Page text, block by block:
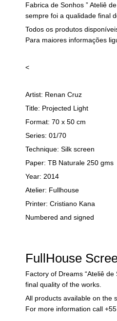
Fabrica de Sonhos ” Ateliê
sempre foi a qualidade final
Todos os produtos
Para maiores informações
<
Artist: Renan Cruz
Title: Projected Light
Format: 70 x 50 cm
Series: 01/70
Technique: Silk screen
Paper: TB Naturale 250 gms
Year: 2014
Atelier: Fullhouse
Printer: Cristiano Kana
Numbered and signed
FullHouse
Factory of Dreams “Ateliê
final quality of the works.
All products available on the
For more information call